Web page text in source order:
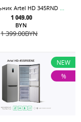
Холодильник Artel HD 345RND Eco-Frost
1 049.00
BYN
1 399.00BYN
NEW
%